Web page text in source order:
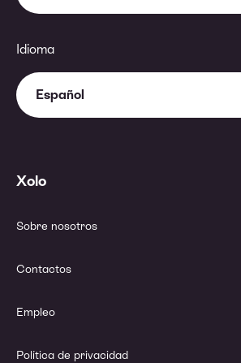
Idioma
Español
Xolo
Sobre nosotros
Contactos
Empleo
Política de privacidad